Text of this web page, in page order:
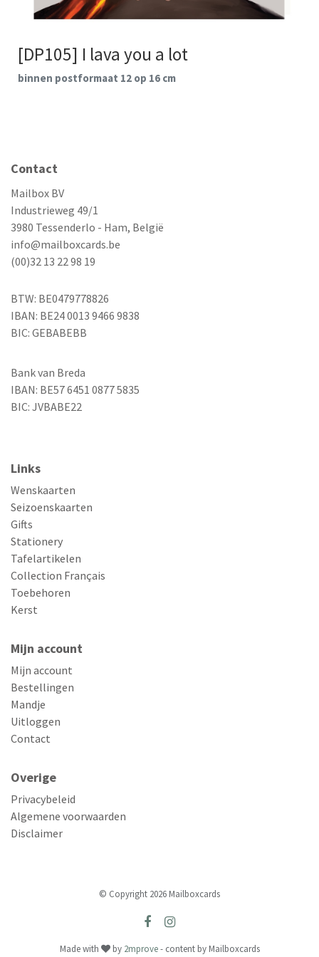
[DP105] I lava you a lot
binnen postformaat 12 op 16 cm
Contact
Mailbox BV
Industrieweg 49/1
3980 Tessenderlo - Ham, België
info@mailboxcards.be
(00)32 13 22 98 19
BTW: BE0479778826
IBAN: BE24 0013 9466 9838
BIC: GEBABEBB
Bank van Breda
IBAN: BE57 6451 0877 5835
BIC: JVBABE22
Links
Wenskaarten
Seizoenskaarten
Gifts
Stationery
Tafelartikelen
Collection Français
Toebehoren
Kerst
Mijn account
Mijn account
Bestellingen
Mandje
Uitloggen
Contact
Overige
Privacybeleid
Algemene voorwaarden
Disclaimer
© Copyright 2026 Mailboxcards
Made with by 2mprove- content by Mailboxcards